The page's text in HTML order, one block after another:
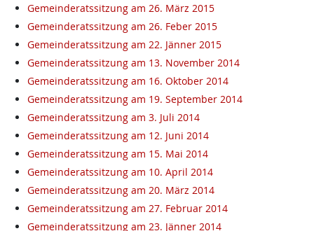
Gemeinderatssitzung am 26. März 2015
Gemeinderatssitzung am 26. Feber 2015
Gemeinderatssitzung am 22. Jänner 2015
Gemeinderatssitzung am 13. November 2014
Gemeinderatssitzung am 16. Oktober 2014
Gemeinderatssitzung am 19. September 2014
Gemeinderatssitzung am 3. Juli 2014
Gemeinderatssitzung am 12. Juni 2014
Gemeinderatssitzung am 15. Mai 2014
Gemeinderatssitzung am 10. April 2014
Gemeinderatssitzung am 20. März 2014
Gemeinderatssitzung am 27. Februar 2014
Gemeinderatssitzung am 23. Jänner 2014